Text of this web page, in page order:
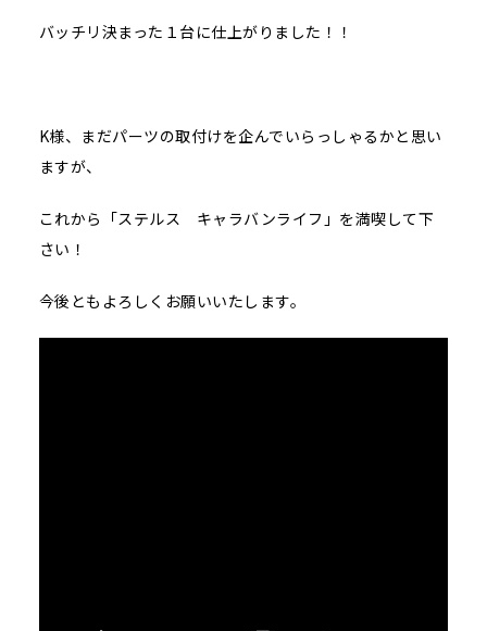
バッチリ決まった１台に仕上がりました！！
K様、まだパーツの取付けを企んでいらっしゃるかと思い
ますが、
これから「ステルス キャラバンライフ」を満喫して下
さい！
今後ともよろしくお願いいたします。